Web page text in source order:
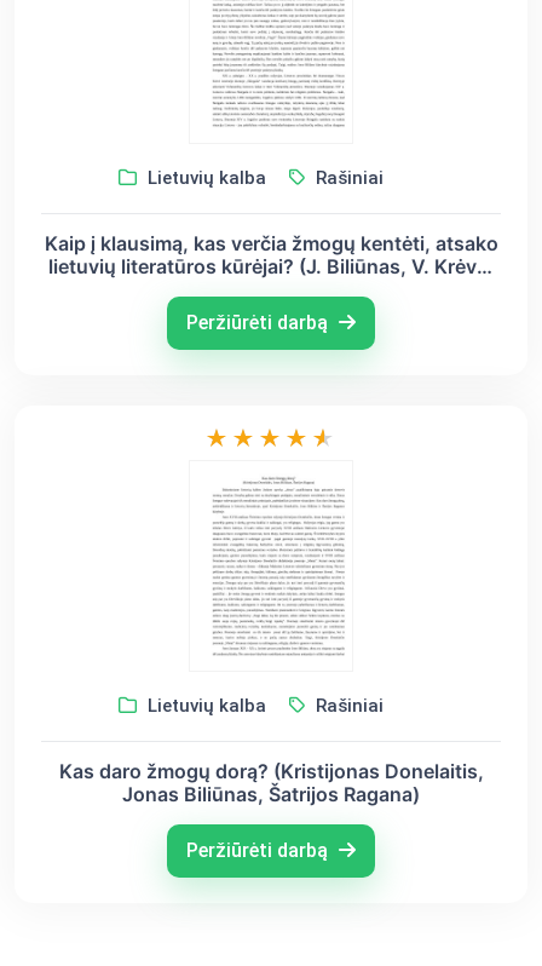
Lietuvių kalba Rašiniai
Kaip į klausimą, kas verčia žmogų kentėti, atsako
lietuvių literatūros kūrėjai? (J. Biliūnas, V. Krėvė,
Peržiūrėti darbą
Lietuvių kalba Rašiniai
Kas daro žmogų dorą? (Kristijonas Donelaitis,
Jonas Biliūnas, Šatrijos Ragana)
Peržiūrėti darbą